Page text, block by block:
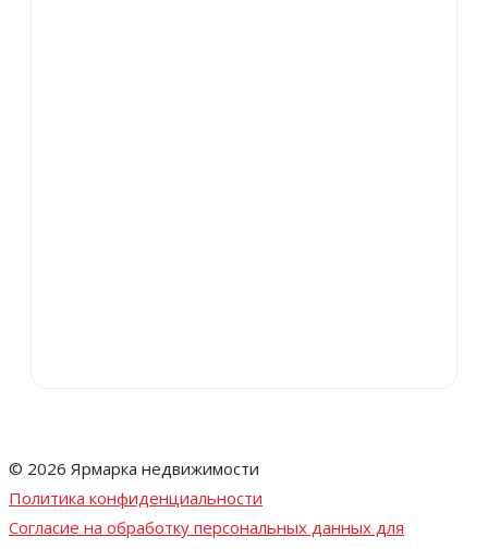
© 2026 Ярмарка недвижимости
Политика конфиденциальности
Согласие на обработку персональных данных для